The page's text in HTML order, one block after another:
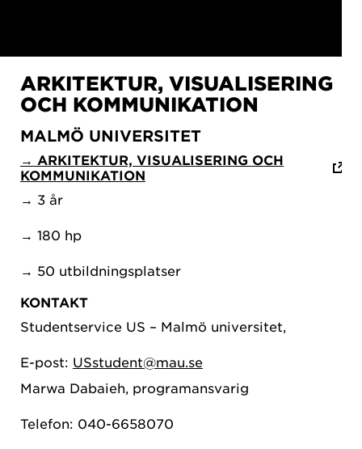
ARKITEKTUR, VISUALISERING
OCH KOMMUNIKATION
MALMÖ UNIVERSITET
→ ARKITEKTUR, VISUALISERING OCH
KOMMUNIKATION
→ 3 år
→ 180 hp
→ 50 utbildningsplatser
KONTAKT
Studentservice US – Malmö universitet,
E-post: USstudent@mau.se
Marwa Dabaieh, programansvarig
Telefon: 040-6658070